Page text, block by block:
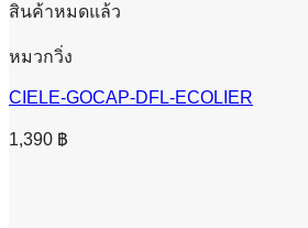
สินค้าหมดแล้ว
หมวกวิ่ง
CIELE-GOCAP-DFL-ECOLIER
1,390 ฿